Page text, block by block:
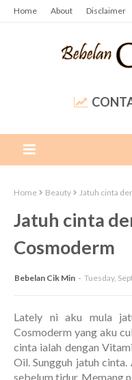
Home About Disclaimer
Home Beauty Jatuh cinta
Jatuh cinta
Cosmoderm
Bebelan Cik Min Tuesday,
Lately ni aku mula
Cosmoderm yang aku
cinta ialah dengan
Oil. Sungguh jatuh
sebelum tidur. Memang